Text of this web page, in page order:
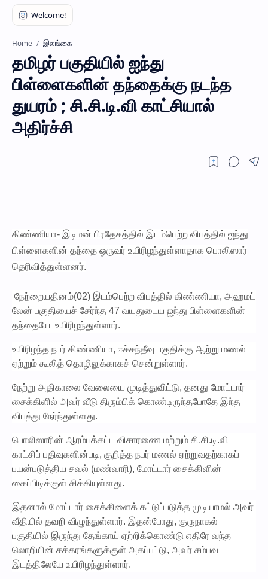
Home இலங்கை
தமிழர் பகுதியில் ஐந்து
பிள்ளைகளின் தந்தைக்கு நடந்த
துயரம் ; சி.சி.டி.வி காட்சியால்
அதிர்ச்சி
கிண்ணியா- இடிமன் பிரதேசத்தில் இடம்பெற்ற விபத்தில் ஐந்து
பிள்ளைகளின் தந்தை ஒருவர் உயிரிழந்துள்ளாதாக பொலிஸார்
தெரிவித்துள்ளனர்.
நேற்றையதினம்(02) இடம்பெற்ற விபத்தில் கிண்ணியா, அஹமட்
லேன் பகுதியைச் சேர்ந்த 47 வயதுடைய ஐந்து பிள்ளைகளின்
தந்தையே உயிரிழந்துள்ளார்.
உயிரிழந்த நபர் கிண்ணியா, ஈச்சந்தீவு பகுதிக்கு ஆற்று மணல்
ஏற்றும் கூலித் தொழிலுக்காகச் சென்றுள்ளார்.
நேற்று அதிகாலை வேலையை முடித்துவிட்டு, தனது மோட்டார்
சைக்கிளில் அவர் வீடு திரும்பிக் கொண்டிருந்தபோதே இந்த
விபத்து நேர்ந்துள்ளது.
​பொலிஸாரின் ஆரம்பக்கட்ட விசாரணை மற்றும் சி.சி.டி.வி
காட்சிப் பதிவுகளின்படி, குறித்த நபர் மணல் ஏற்றுவதற்காகப்
பயன்படுத்திய சவல் (மண்வாரி), மோட்டார் சைக்கிளின்
கைப்பிடிக்குள் சிக்கியுள்ளது.
இதனால் மோட்டார் சைக்கிளைக் கட்டுப்படுத்த முடியாமல் அவர்
வீதியில் தவறி விழுந்துள்ளார். இதன்போது, குருநாகல்
பகுதியில் இருந்து தேங்காய் ஏற்றிக்கொண்டு எதிரே வந்த
லொறியின் சக்கரங்களுக்குள் அகப்பட்டு, அவர் சம்பவ
இடத்திலேயே உயிரிழந்துள்ளார்.​